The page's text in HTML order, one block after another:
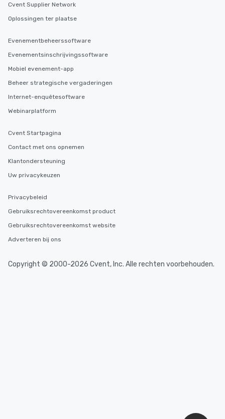
Cvent Supplier Network
Oplossingen ter plaatse
Evenementbeheerssoftware
Evenementsinschrijvingssoftware
Mobiel evenement-app
Beheer strategische vergaderingen
Internet-enquêtesoftware
Webinarplatform
Cvent Startpagina
Contact met ons opnemen
Klantondersteuning
Uw privacykeuzen
Privacybeleid
Gebruiksrechtovereenkomst product
Gebruiksrechtovereenkomst website
Adverteren bij ons
Copyright © 2000-2026 Cvent, Inc. Alle rechten voorbehouden.